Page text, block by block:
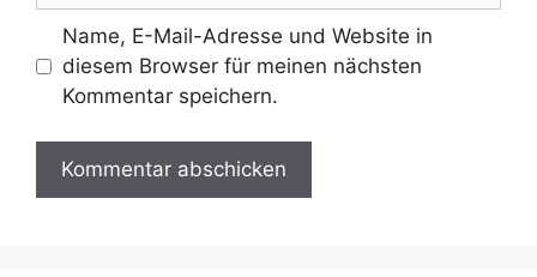
Name, E-Mail-Adresse und Website in
diesem Browser für meinen nächsten
Kommentar speichern.